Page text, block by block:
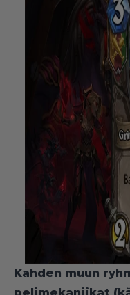
Kahden muun
pelimekaniikat